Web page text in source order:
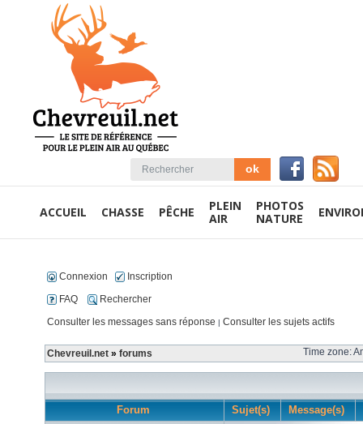
ACCUEIL CHASSE PÊCHE
PLEIN
AIR
PHOTOS
NATURE
Connexion
Inscription
FAQ
Rechercher
Consulter les messages sans réponse | Consulter les sujets actifs
Chevreuil.net » forums Time zone:
Forum Sujet(s) Message(s)